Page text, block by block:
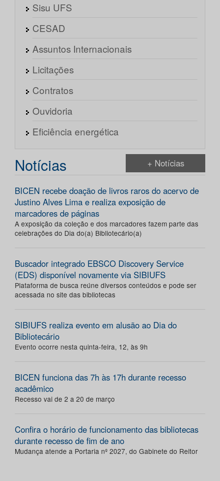
Sisu UFS
CESAD
Assuntos Internacionais
Licitações
Contratos
Ouvidoria
Eficiência energética
Notícias + Notícias
BICEN recebe doação de livros raros do acervo de
Justino Alves Lima e realiza exposição de
marcadores de páginas
A exposição da coleção e dos marcadores fazem parte das
celebrações do Dia do(a) Bibliotecário(a)
Buscador integrado EBSCO Discovery Service
(EDS) disponível novamente via SIBIUFS
Plataforma de busca reúne diversos conteúdos e pode ser
acessada no site das bibliotecas
SIBIUFS realiza evento em alusão ao Dia do
Bibliotecário
Evento ocorre nesta quinta-feira, 12, às 9h
BICEN funciona das 7h às 17h durante recesso
acadêmico
Recesso vai de 2 a 20 de março
Confira o horário de funcionamento das bibliotecas
durante recesso de fim de ano
Mudança atende a Portaria nº 2027, do Gabinete do Reitor